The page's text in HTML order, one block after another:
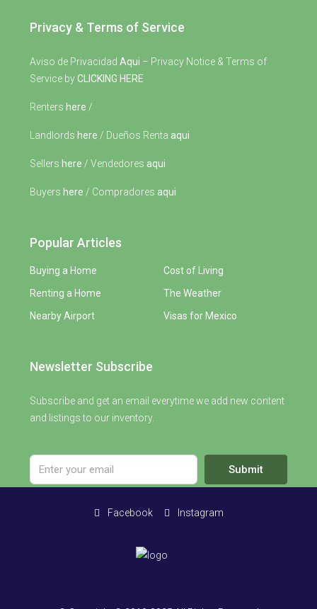
Privacy & Terms of Service
Aviso de Privacidad Aqui – Privacy Notice & Terms of
Service byCLICKING HERE
Renters here /
Landlords here / Dueños Renta aqui
Sellers here / Vendedores aqui
Buyers here / Compradores aqui
Popular Articles
Buying a Home
Renting a Home
Nearby Airport
Cost of Living
The Weather
Visas for Mexico
Newsletter Subscribe
Subscribe and get an email everytime we add new content
and listings to our inventory.
Submit
Facebook Instagram